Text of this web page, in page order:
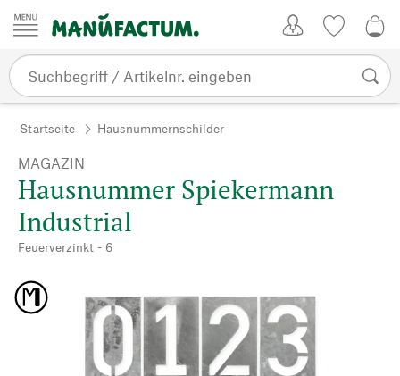
Zum Inhalt springen
Startseite Hausnummernschilder
MAGAZIN
Hausnummer Spiekermann
Industrial
Feuerverzinkt - 6